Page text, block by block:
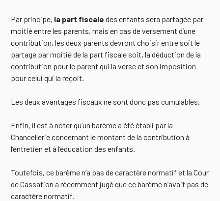
Par principe, la part fiscale des enfants sera partagée par
moitié entre les parents, mais en cas de versement d’une
contribution, les deux parents devront choisir entre soit le
partage par moitié de la part fiscale soit, la déduction de la
contribution pour le parent qui la verse et son imposition
pour celui qui la reçoit.
Les deux avantages fiscaux ne sont donc pas cumulables.
Enfin, il est à noter qu’un barème a été établi par la
Chancellerie concernant le montant de la contribution à
l’entretien et à l’éducation des enfants.
Toutefois, ce barème n’a pas de caractère normatif et la Cour
de Cassation a récemment jugé que ce barème n’avait pas de
caractère normatif.